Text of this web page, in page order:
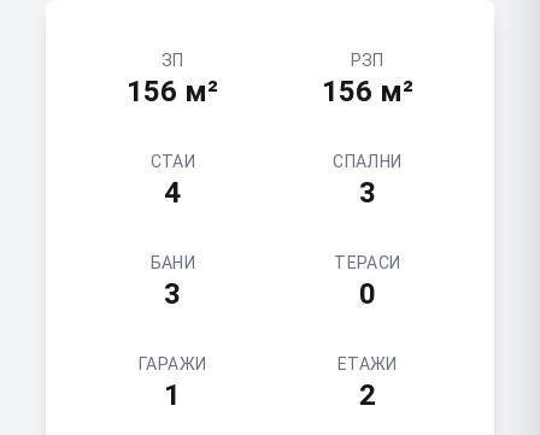
ЗП
156 м²
РЗП
156 м²
СТАИ
4
СПАЛНИ
3
БАНИ
3
ТЕРАСИ
0
ГАРАЖИ
1
ЕТАЖИ
2